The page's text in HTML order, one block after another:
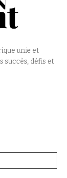
unie et
succès, défis et